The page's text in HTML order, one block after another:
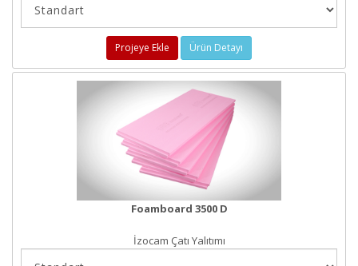
Projeye Ekle Ürün Detayı
Foamboard 3500 D
İzocam Çatı Yalıtımı